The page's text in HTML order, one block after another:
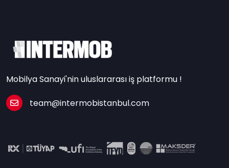
Mobilya Sanayi'nin uluslararası iş platformu !
team@intermobistanbul.com